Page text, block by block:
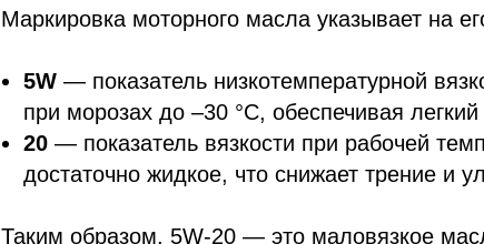
Маркировка моторного масла указывает на
5W — показатель низкотемпературной
при морозах до –30 °C, обеспечивая
20 — показатель вязкости при рабочей
достаточно жидкое, что снижает трение и
Таким образом, 5W-20 — это маловязкое